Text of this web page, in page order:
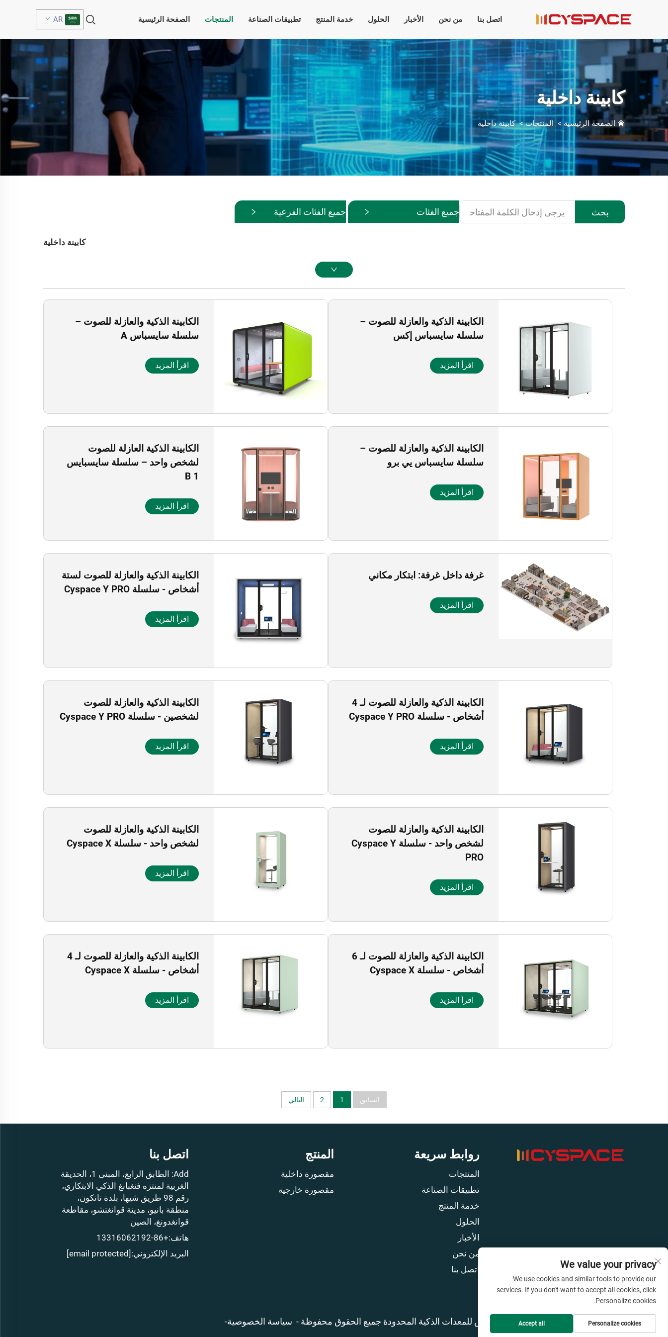
الصفحة الرئيسية المنتجات تطبيقات الصناعة خدمة المنتج الحلول الأخبار من نحن اتصل بنا AR
كابينة داخلية
الصفحة الرئيسية > المنتجات>كابينة داخلية
جميع الفئات جميع الفئات الفرعية بحث
كابينة داخلية
الكابينة الذكية والعازلة للصوت –
سلسلة سايسباس إكس
اقرأ المزيد
الكابينة الذكية والعازلة للصوت –
سلسلة سايسباس A
اقرأ المزيد
الكابينة الذكية والعازلة للصوت –
سلسلة سايسباس يي برو
اقرأ المزيد
الكابينة الذكية العازلة للصوت
لشخص واحد – سلسلة سايسبايس
B 1
اقرأ المزيد
غرفة داخل غرفة: ابتكار مكاني
اقرأ المزيد
الكابينة الذكية والعازلة للصوت لستة
أشخاص - سلسلة Cyspace Y PRO
اقرأ المزيد
الكابينة الذكية والعازلة للصوت لـ 4
أشخاص - سلسلة Cyspace Y PRO
اقرأ المزيد
الكابينة الذكية والعازلة للصوت
لشخصين - سلسلة Cyspace Y PRO
اقرأ المزيد
الكابينة الذكية والعازلة للصوت
لشخص واحد - سلسلة Cyspace Y
PRO
اقرأ المزيد
الكابينة الذكية والعازلة للصوت
لشخص واحد - سلسلة Cyspace X
اقرأ المزيد
الكابينة الذكية والعازلة للصوت لـ 6
أشخاص - سلسلة Cyspace X
اقرأ المزيد
الكابينة الذكية والعازلة للصوت لـ 4
أشخاص - سلسلة Cyspace X
اقرأ المزيد
السابق 1
2 التالي
روابط سريعة
المنتجات
تطبيقات الصناعة
خدمة المنتج
الحلول
الأخبار
من نحن
اتصل بنا
المنتج
مقصورة داخلية
مقصورة خارجية
اتصل بنا
Add: الطابق الرابع، المبنى 1، الحديقة
الغربية لمنتزه فنغبانغ الذكي الابتكاري،
رقم 98 طريق شيها، بلدة نانكون،
منطقة بانيو، مدينة قوانغتشو، مقاطعة
قوانغدونغ، الصين
هاتف:+86-13316062192
البريد الإلكتروني: [email protected]
حقوق النشر © شركة قوانغتشو سيسبايس للمعدات الذكية المحدودة جميع الحقوق محفوظة - سياسة الخصوصية-
المدونة
We value your privacy
We use cookies and similar tools to provide our
services. If you don't want to accept all cookies, click
Personalize cookies.
Personalize cookies
Accept all